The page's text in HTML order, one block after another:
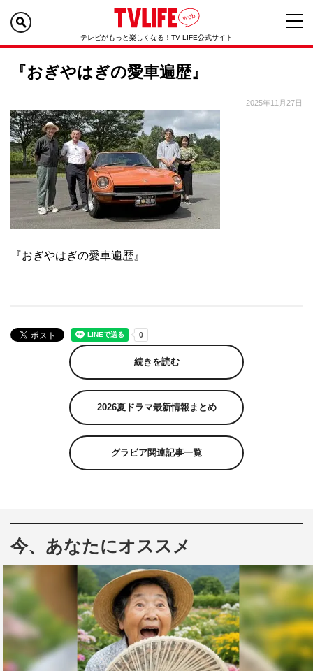
テレビがもっと楽しくなる！TV LIFE公式サイト
『おぎやはぎの愛車遍歴』
2025年11月27日
『おぎやはぎの愛車遍歴』
続きを読む
2026夏ドラマ最新情報まとめ
グラビア関連記事一覧
今、あなたにオススメ